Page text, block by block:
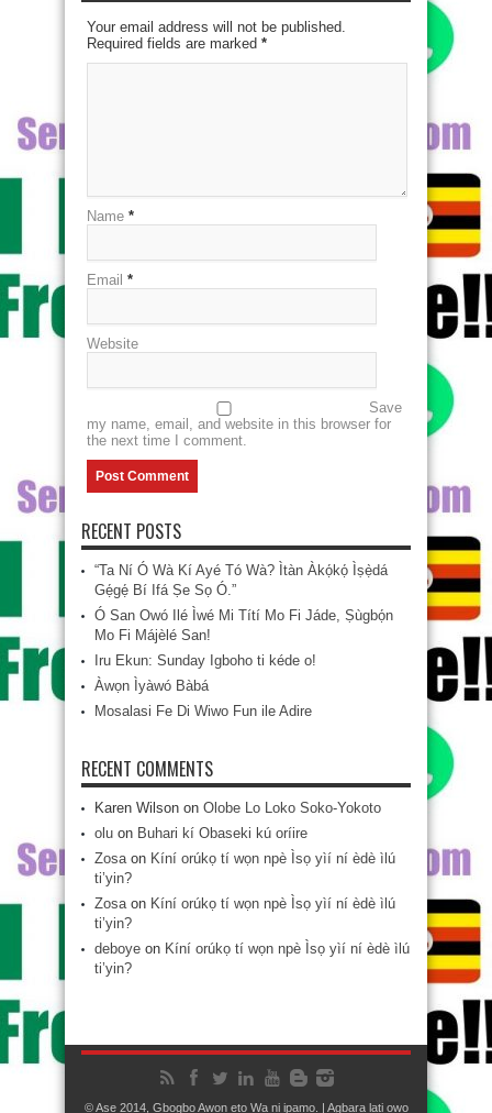
Your email address will not be published.
Required fields are marked *
Name *
Email *
Website
Save
my name, email, and website in this browser for
the next time I comment.
RECENT POSTS
“Ta Ní Ó Wà Kí Ayé Tó Wà? Ìtàn Àkọ́kọ́ Ìṣẹ̀dá
Gẹ́gẹ́ Bí Ifá Ṣe Sọ Ó.”
Ó San Owó Ilé Ìwé Mi Títí Mo Fi Jáde, Ṣùgbọ́n
Mo Fi Májèlé San!
Iru Ekun: Sunday Igboho ti kéde o!
Àwọn Ìyàwó Bàbá
Mosalasi Fe Di Wiwo Fun ile Adire
RECENT COMMENTS
Karen Wilson on Olobe Lo Loko Soko-Yokoto
olu on Buhari kí Obaseki kú oríire
Zosaon Kíní orúkọ tí wọn npè Ìsọ yìí ní èdè ìlú
ti’yin?
Zosaon Kíní orúkọ tí wọn npè Ìsọ yìí ní èdè ìlú
ti’yin?
deboye on Kíní orúkọ tí wọn npè Ìsọ yìí ní èdè ìlú
ti’yin?
© Aṣẹ 2014, Gbogbo Awọn ẹtọ Wa ni ipamọ. | Agbara lati owo